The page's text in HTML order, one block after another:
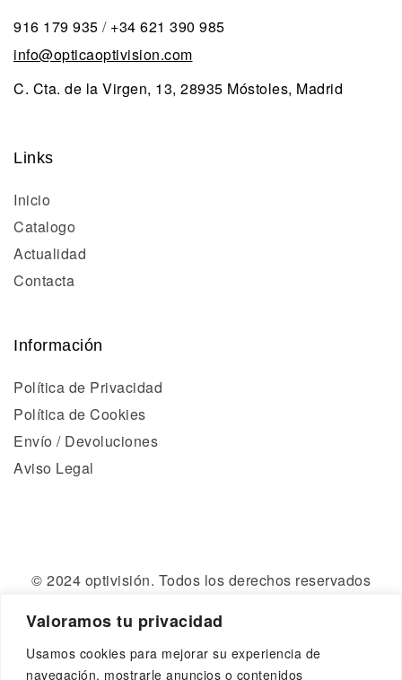
Valoramos tu privacidad
Usamos cookies para mejorar su experiencia de
navegación, mostrarle anuncios o contenidos
916 179 935 / +34 621 390 985
info@opticaoptivision.com
C. Cta. de la Virgen, 13, 28935 Móstoles, Madrid
Links
Inicio
Catalogo
Actualidad
Contacta
Información
Política de Privacidad
Política de Cookies
Envío / Devoluciones
Aviso Legal
© 2024 optivisión. Todos los derechos reservados